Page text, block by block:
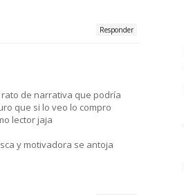
Responder
de narrativa que podría
que si lo veo lo compro
lector jaja
y motivadora se antoja